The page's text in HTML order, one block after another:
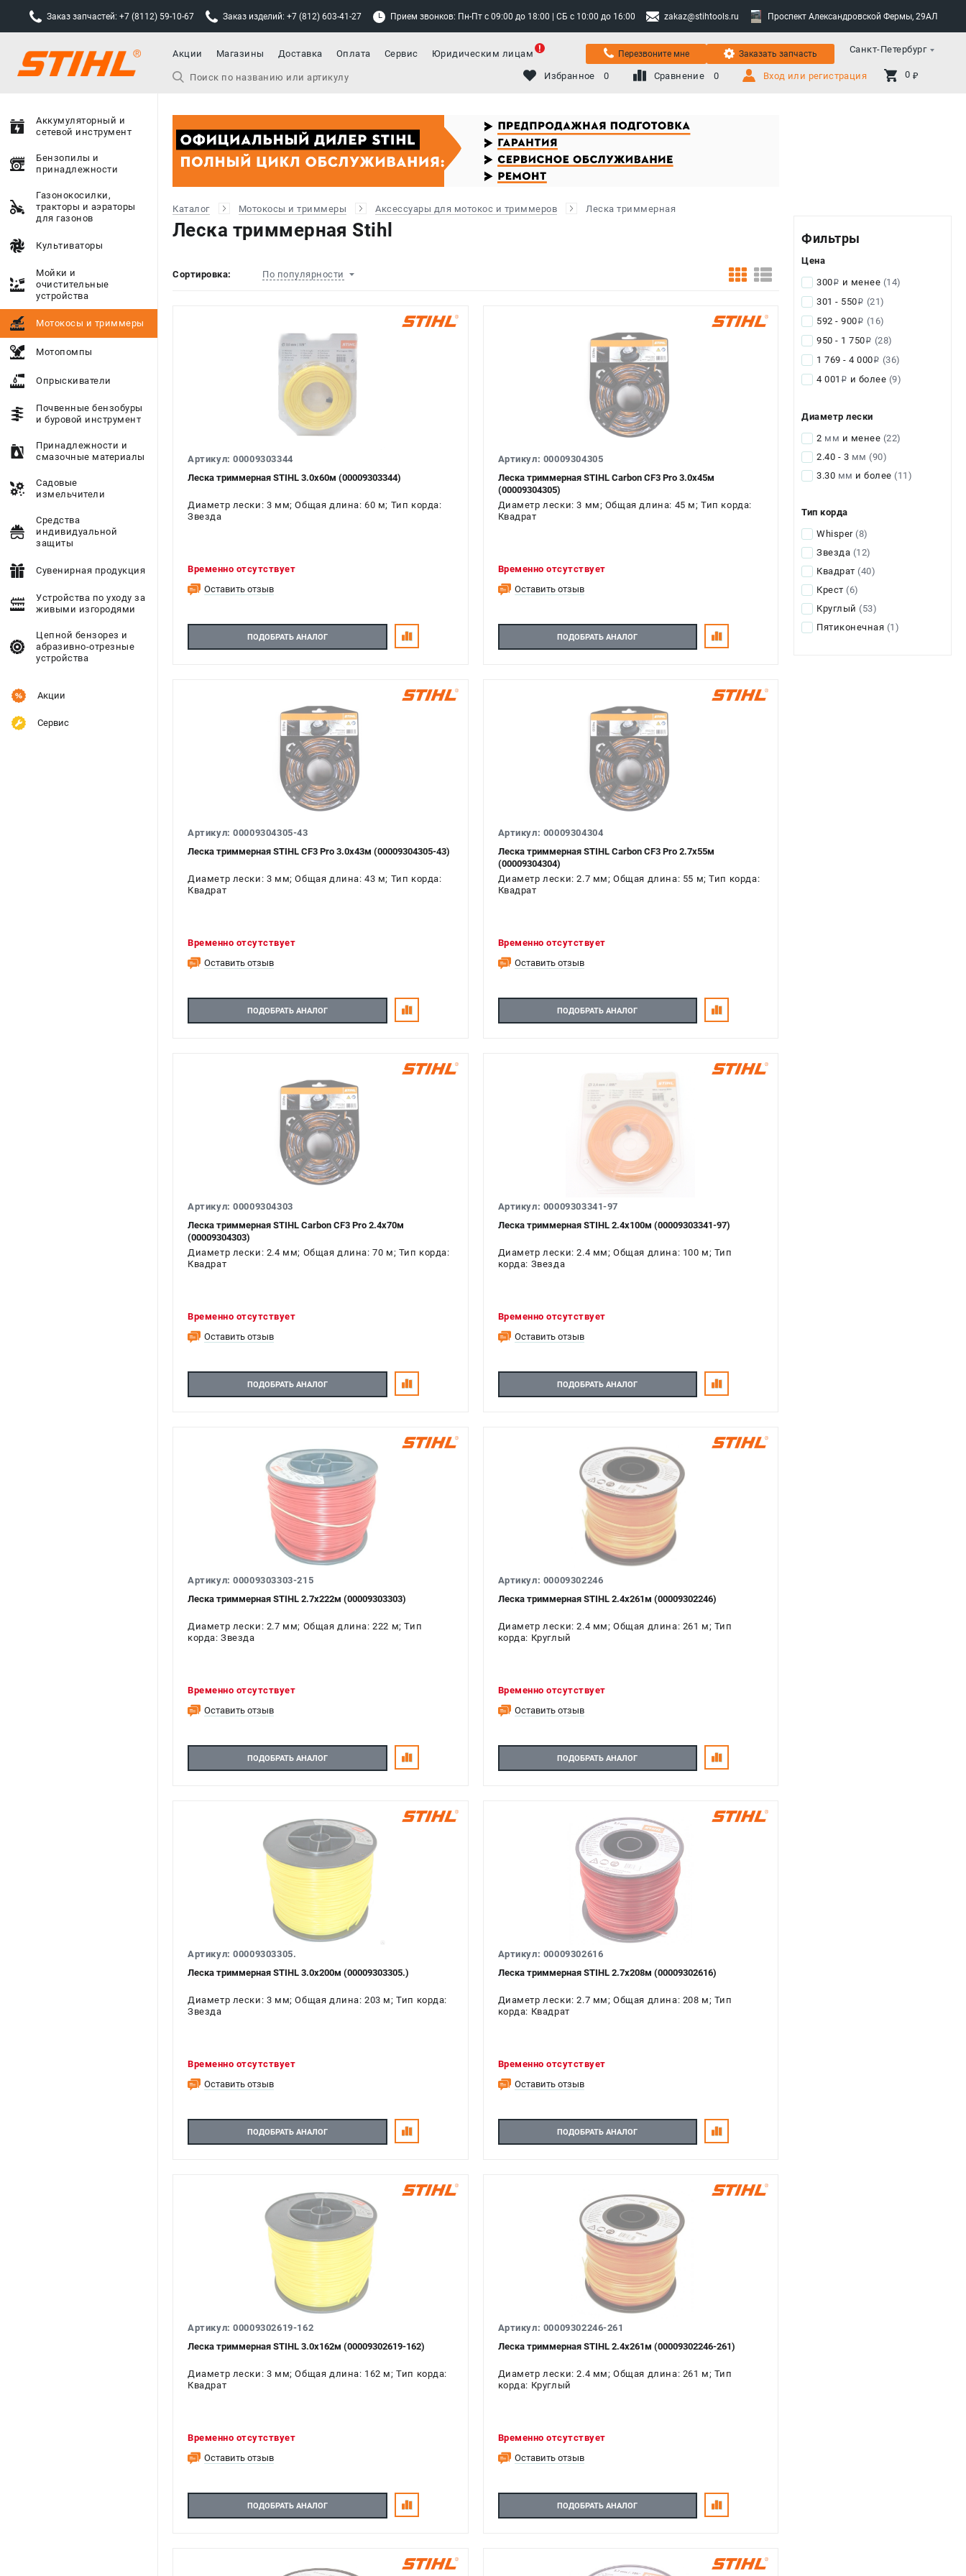
Заказ запчастей: +7 (8112) 59-10-67 Заказ изделий: +7 (812) 603-41-27 Прием звонков: Пн-Пт с 09:00 до 18:00 | СБ с 10:00 до 16:00 zakaz@stihtools.ru Проспект Александровской Фермы, 29АЛ
Санкт-Петербург
Акции Магазины Доставка Оплата Сервис Юридическим лицам Перезвоните мне Заказать запчасть
Избранное 0 Сравнение 0 Вход или регистрация 0 ₽
Аккумуляторный и
сетевой инструмент
Бензопилы и
принадлежности
Газонокосилки,
тракторы и аэраторы
для газонов
Культиваторы
Мойки и
очистительные
устройства
Мотокосы и триммеры
Мотопомпы
Опрыскиватели
Почвенные бензобуры
и буровой инструмент
Принадлежности и
смазочные материалы
Садовые
измельчители
Средства
индивидуальной
защиты
Сувенирная продукция
Устройства по уходу за
живыми изгородями
Цепной бензорез и
абразивно-отрезные
устройства
Акции
Сервис
Каталог Мотокосы и триммеры Аксессуары для мотокос и триммеров Леска триммерная
Леска триммерная Stihl
Сортировка: По популярности
Артикул: 00009303344
Леска триммерная STIHL 3.0х60м (00009303344)
Диаметр лески: 3 мм; Общая длина: 60 м; Тип корда:
Звезда
Временно отсутствует
Оставить отзыв
ПОДОБРАТЬ АНАЛОГ
Артикул: 00009304305
Леска триммерная STIHL Carbon CF3 Pro 3.0х45м
(00009304305)
Диаметр лески: 3 мм; Общая длина: 45 м; Тип корда:
Квадрат
Временно отсутствует
Оставить отзыв
ПОДОБРАТЬ АНАЛОГ
Артикул: 00009304305-43
Леска триммерная STIHL CF3 Pro 3.0х43м (00009304305-43)
Диаметр лески: 3 мм; Общая длина: 43 м; Тип корда:
Квадрат
Временно отсутствует
Оставить отзыв
ПОДОБРАТЬ АНАЛОГ
Артикул: 00009304304
Леска триммерная STIHL Carbon CF3 Pro 2.7х55м
(00009304304)
Диаметр лески: 2.7 мм; Общая длина: 55 м; Тип корда:
Квадрат
Временно отсутствует
Оставить отзыв
ПОДОБРАТЬ АНАЛОГ
Артикул: 00009304303
Леска триммерная STIHL Carbon CF3 Pro 2.4х70м
(00009304303)
Диаметр лески: 2.4 мм; Общая длина: 70 м; Тип корда:
Квадрат
Временно отсутствует
Оставить отзыв
ПОДОБРАТЬ АНАЛОГ
Артикул: 00009303341-97
Леска триммерная STIHL 2.4x100м (00009303341-97)
Диаметр лески: 2.4 мм; Общая длина: 100 м; Тип
корда: Звезда
Временно отсутствует
Оставить отзыв
ПОДОБРАТЬ АНАЛОГ
Артикул: 00009303303-215
Леска триммерная STIHL 2.7х222м (00009303303)
Диаметр лески: 2.7 мм; Общая длина: 222 м; Тип
корда: Звезда
Временно отсутствует
Оставить отзыв
ПОДОБРАТЬ АНАЛОГ
Артикул: 00009302246
Леска триммерная STIHL 2.4х261м (00009302246)
Диаметр лески: 2.4 мм; Общая длина: 261 м; Тип
корда: Круглый
Временно отсутствует
Оставить отзыв
ПОДОБРАТЬ АНАЛОГ
Артикул: 00009303305.
Леска триммерная STIHL 3.0х200м (00009303305.)
Диаметр лески: 3 мм; Общая длина: 203 м; Тип корда:
Звезда
Временно отсутствует
Оставить отзыв
ПОДОБРАТЬ АНАЛОГ
Артикул: 00009302616
Леска триммерная STIHL 2.7х208м (00009302616)
Диаметр лески: 2.7 мм; Общая длина: 208 м; Тип
корда: Квадрат
Временно отсутствует
Оставить отзыв
ПОДОБРАТЬ АНАЛОГ
Артикул: 00009302619-162
Леска триммерная STIHL 3.0х162м (00009302619-162)
Диаметр лески: 3 мм; Общая длина: 162 м; Тип корда:
Квадрат
Временно отсутствует
Оставить отзыв
ПОДОБРАТЬ АНАЛОГ
Артикул: 00009302246-261
Леска триммерная STIHL 2.4х261м (00009302246-261)
Диаметр лески: 2.4 мм; Общая длина: 261 м; Тип
корда: Круглый
Временно отсутствует
Оставить отзыв
ПОДОБРАТЬ АНАЛОГ
Фильтры
Цена
300i и менее (14)
301 - 550i (21)
592 - 900i (16)
950 - 1 750i (28)
1 769 - 4 000i (36)
4 001 i и более (9)
Диаметр лески
2 мм и менее (22)
2.40 - 3 мм (90)
3.30 мм и более (11)
Тип корда
Whisper (8)
Звезда (12)
Квадрат (40)
Крест (6)
Круглый (53)
Пятиконечная (1)